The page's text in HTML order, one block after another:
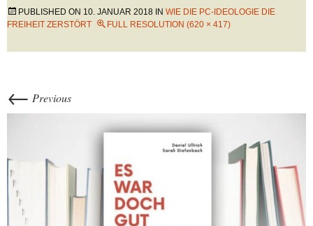
PUBLISHED ON 10. JANUAR 2018 IN WIE DIE PC-IDEOLOGIE DIE
FREIHEIT ZERSTÖRT
FULL RESOLUTION (620 × 417)
← Previous